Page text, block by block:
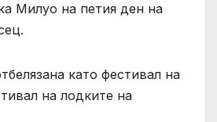
Милуо на петия ден на
като фестивал на
на лодките на